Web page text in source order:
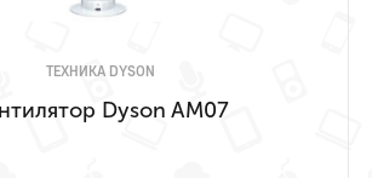
ТЕХНИКА DYSON
Dyson AM07